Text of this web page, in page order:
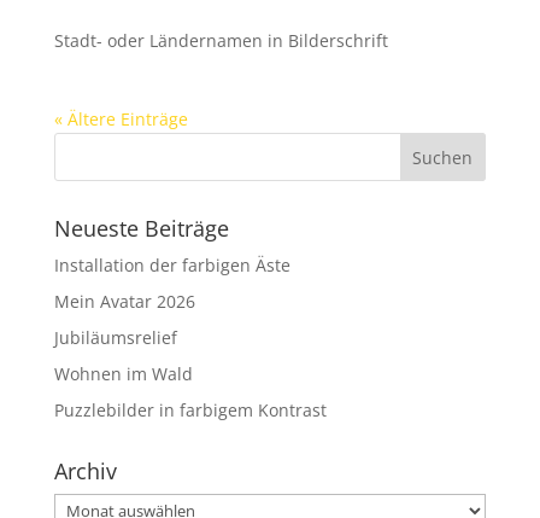
Stadt- oder Ländernamen in Bilderschrift
« Ältere Einträge
Neueste Beiträge
Installation der farbigen Äste
Mein Avatar 2026
Jubiläumsrelief
Wohnen im Wald
Puzzlebilder in farbigem Kontrast
Archiv
Archiv